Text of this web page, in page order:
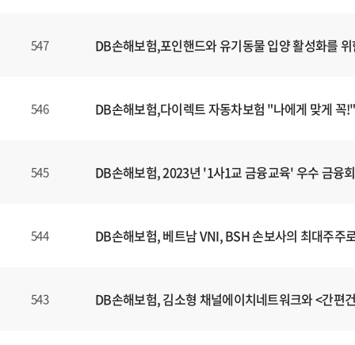
547 DB손해보험,포인핸드와 유기동물 입양 활성화를
546 DB손해보험,다이렉트 자동차보험 "나에게 맞게 꼭
545 DB손해보험, 2023년 '1사1교 금융교육' 우수 금융
544 DB손해보험, 베트남 VNI, BSH 손보사의 최대주주
543 DB손해보험, 김소형 채널에이치네트워크와 <간편